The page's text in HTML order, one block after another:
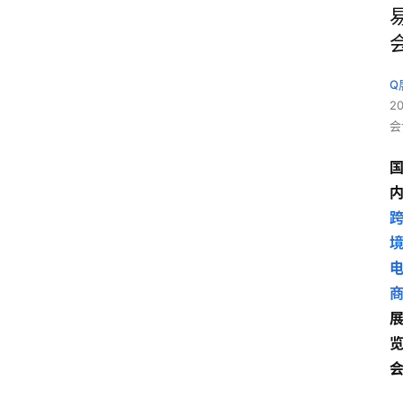
Q
国
内
跨
境
电
商
展
览
会